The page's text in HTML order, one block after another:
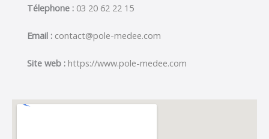
Télephone : 03 20 62 22 15
Email : contact@pole-medee.com
Site web : https://www.pole-medee.com